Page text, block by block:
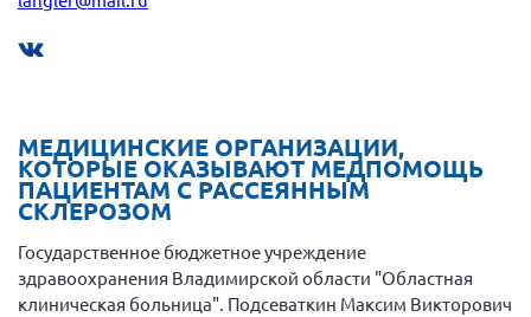
Публичные отчеты
Всероссийская конференция-тренинг
"Рассеянный склероз: новые реалии" (26-
29.05.2022)
МЕДИЦИНСКИЕ ОРГАНИЗАЦИИ,
КОТОРЫЕ ОКАЗЫВАЮТ МЕДПОМОЩЬ
ПАЦИЕНТАМ С РАССЕЯННЫМ
СКЛЕРОЗОМ
Государственное бюджетное учреждение
здравоохранения Владимирской области "Областная
клиническая больница". Подсеваткин Максим Викторович